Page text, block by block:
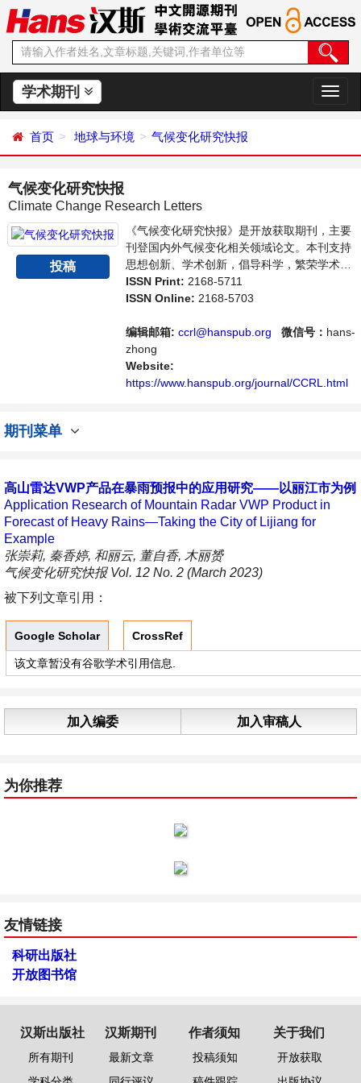
学术期刊
切
换
首页 地球与环境 气候变化研究快报
气候变化研究快报
Climate Change Research Letters
投稿
《气候变化研究快报》是开放获取期刊，主要
刊登国内外气候变化相关领域论文。本刊支持
思想创新、学术创新，倡导科学，繁荣学术，
集学术性、思想性为一体，旨在给世界范围内
的科学家、学者、科研人员提供一个传播、分
的交流平台。
ISSN Print: 2168-5711
ISSN Online: 2168-5703
编辑邮箱: ccrl@hanspub.org 微信号： hans-
zhong
Website:
https://www.hanspub.org/journal/CCRL.html
期刊菜单
高山雷达VWP产品在暴雨预报中的应用研究——以丽江市为例
Application Research of Mountain Radar VWP Product in
Forecast of Heavy Rains—Taking the City of Lijiang for
Example
张崇莉, 秦香婷, 和丽云, 董自香, 木丽赟
气候变化研究快报 Vol. 12 No. 2 (March 2023)
被下列文章引用：
Google Scholar CrossRef
该文章暂没有谷歌学术引用信息.
加入编委 加入审稿人
为你推荐
友情链接
科研出版社
开放图书馆
汉斯出版社
所有期刊
汉斯期刊
最新文章
作者须知
投稿须知
关于我们
开放获取